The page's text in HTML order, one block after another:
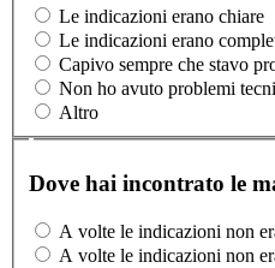
Le indicazioni erano chiare
Le indicazioni erano
Capivo sempre che stavo
Non ho avuto problemi
Altro
Dove hai incontrato le
A volte le indicazioni non
A volte le indicazioni non